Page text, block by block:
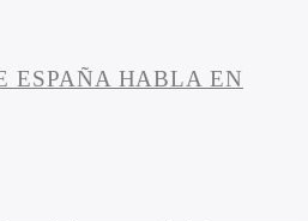
ESPAÑA HABLA EN